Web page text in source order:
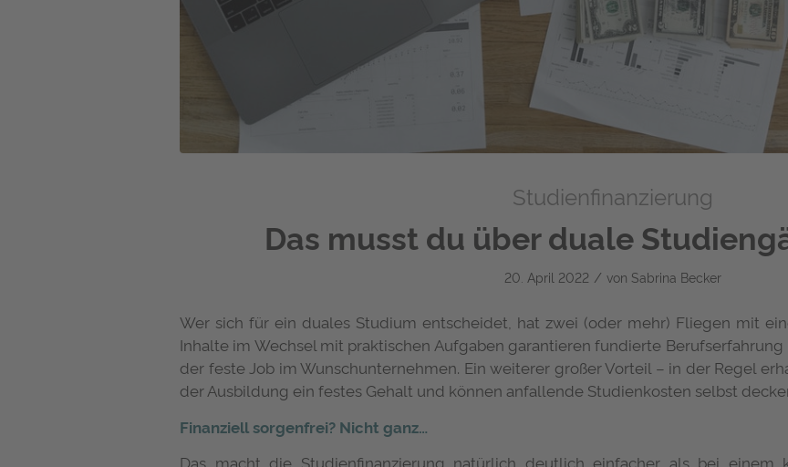
Studienfinanzierung
Das musst du über duale
20. April 2022 / von Sabrina Becker
Wer sich für ein duales Studium entscheidet, hat zwei (oder mehr) Fliegen mit
Inhalte im Wechsel mit praktischen Aufgaben garantieren fundierte
der feste Job im Wunschunternehmen. Ein weiterer großer Vorteil – in der Regel
der Ausbildung ein festes Gehalt und können anfallende Studienkosten selbst
Finanziell sorgenfrei? Nicht ganz…
Das macht die Studienfinanzierung natürlich deutlich einfacher als bei einem